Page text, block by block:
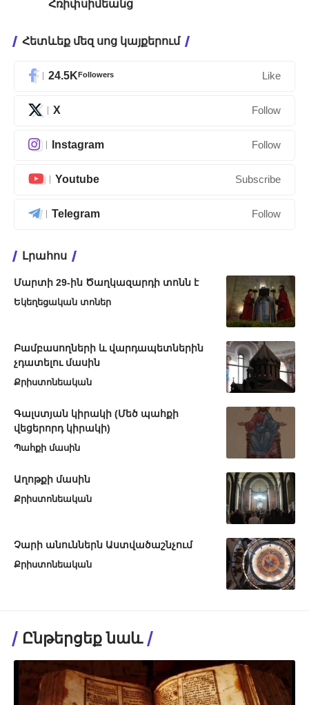
Հռիփսիմեանց
Հետևեք մեզ սոց կայքերում
24.5KFollowers Like
X Follow
Instagram Follow
Youtube Subscribe
Telegram Follow
Լրահոս
Մարտի 29-ին Ծաղկազարդի տոնն է
Եկեղեցական տոներ
Բամբասողների և վարդապետներին
չդատելու մասին
Քրիստոնեական
Գալստյան կիրակի (Մեծ պահքի
վեցերորդ կիրակի)
Պահքի մասին
Աղոթքի մասին
Քրիստոնեական
Չարի անուններն Աստվածաշնչում
Քրիստոնեական
Ընթերցեք նաև